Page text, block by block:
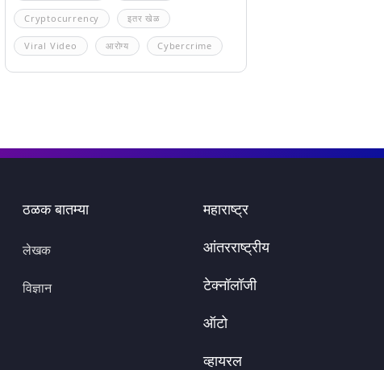
Cryptocurrency इतर खेळ
Viral Video आरोग्य Cybercrime
ठळक बातम्या
लेखक
विज्ञान
महाराष्ट्र
आंतरराष्ट्रीय
टेक्नॉलॉजी
ऑटो
व्हायरल